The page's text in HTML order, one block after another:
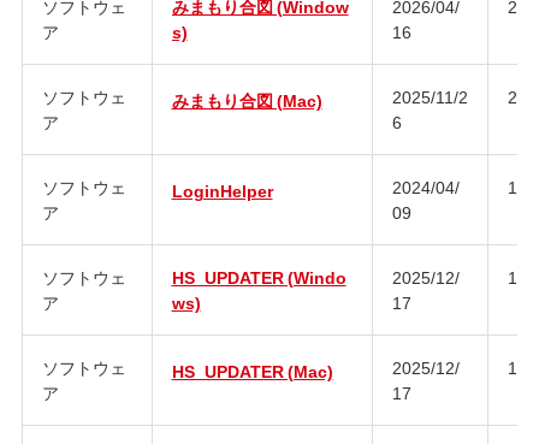
ソフトウェ
ア
みまもり合図 (Window
s)
2026/04/
16
ソフトウェ
ア
みまもり合図 (Mac)
2025/11/2
6
ソフトウェ
ア
LoginHelper
2024/04/
09
ソフトウェ
ア
HS_UPDATER (Windo
ws)
2025/12/
17
ソフトウェ
ア
HS_UPDATER (Mac)
2025/12/
17